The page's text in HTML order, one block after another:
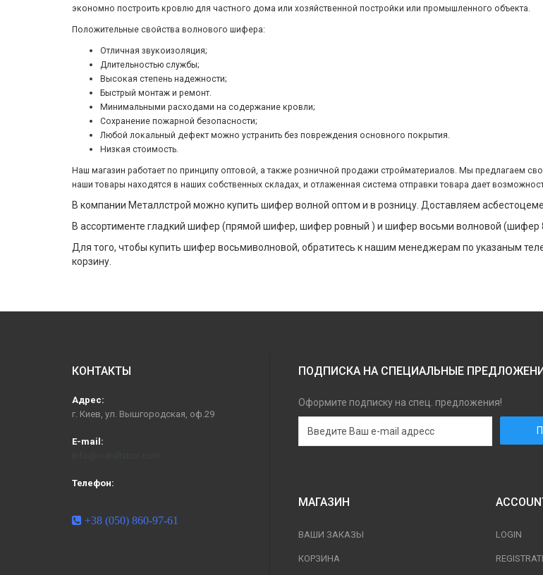
экономно построить кровлю для частного дома или хозяйственной постройки или промышленного объекта.
Положительные свойства волнового шифера:
Отличная звукоизоляция;
Длительностью службы;
Высокая степень надежности;
Быстрый монтаж и ремонт.
Минимальными расходами на содержание кровли;
Сохранение пожарной безопасности;
Любой локальный дефект можно устранить без повреждения основного покрытия.
Низкая стоимость.
Наш магазин работает по принципу оптовой, а также розничной продажи стройматериалов. Мы предлагаем
наши товары находятся в наших собственных складах, и отлаженная система отправки товара дает
В компании Металлстрой можно купить шифер волной оптом и в розницу. Доставляем
В ассортименте гладкий шифер (прямой шифер, шифер ровный ) и шифер восьми волновой (шифер
Для того, чтобы купить шифер восьмиволновой, обратитесь к нашим менеджерам по указаным
корзину.
КОНТАКТЫ
Адрес:
г. Киев, ул. Вышгородская, оф.29
E-mail:
Телефон:
+38 (050) 860-97-61
ПОДПИСКА НА СПЕЦИАЛЬНЫЕ
Оформите подписку на спец. предложения!
МАГАЗИН
ВАШИ ЗАКАЗЫ
КОРЗИНА
LOGIN